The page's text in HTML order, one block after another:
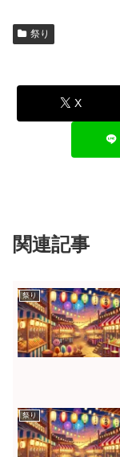
祭り
X
関連記事
祭り
祭り